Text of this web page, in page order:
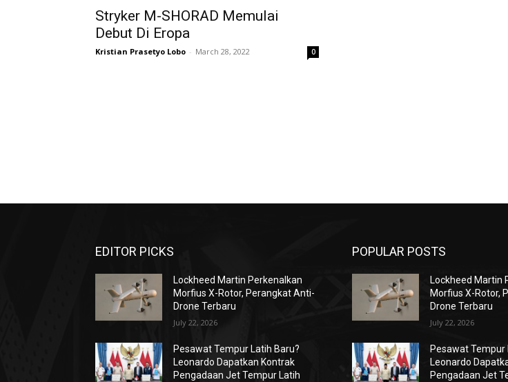
Stryker M-SHORAD Memulai
Debut Di Eropa
Kristian Prasetyo Lobo - March 28, 2022 0
EDITOR PICKS
Lockheed Martin Perkenalkan
Morfius X-Rotor, Perangkat Anti-
Drone Terbaru
July 22, 2026
Pesawat Tempur Latih Baru?
Leonardo Dapatkan Kontrak
Pengadaan Jet Tempur Latih
POPULAR POSTS
Lockheed Martin
Morfius X-Rotor,
Drone Terbaru
July 22, 2026
Pesawat Tempur
Leonardo
Pengadaan Jet